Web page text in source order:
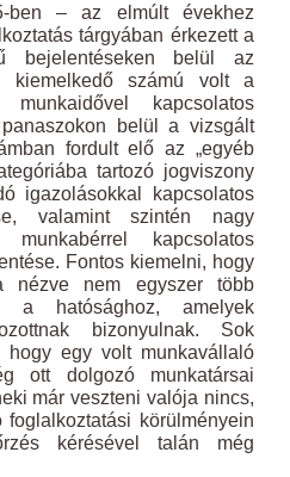
ben – az elmúlt évekhez
tárgyában érkezett a
bejelentéseken belül az
kiemelkedő számú volt a
munkaidővel kapcsolatos
belül a vizsgált
fordult elő az „egyéb
tartozó jogviszony
igazolásokkal kapcsolatos
valamint szintén nagy
kapcsolatos
Fontos kiemelni, hogy
nézve nem egyszer több
a hatósághoz, amelyek
bizonyulnak. Sok
egy volt munkavállaló
ott dolgozó munkatársai
már veszteni valója nincs,
körülményein
kérésével talán még